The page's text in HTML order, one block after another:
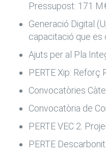
Pressupost: 171
Generació Digital
capacitació que
Ajuts per al Pla
PERTE Xip:
Convocatòries
Convocatòria de
PERTE VEC 2.
PERTE